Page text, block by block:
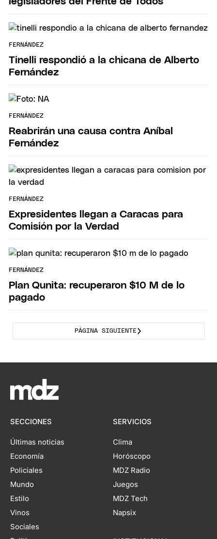
FERNÁNDEZ
Tinelli respondió a la chicana de Alberto
Fernández
FERNÁNDEZ
Reabrirán una causa contra Aníbal
Fernández
FERNÁNDEZ
Expresidentes llegan a Caracas para
Comisión por la Verdad
FERNÁNDEZ
Plan Qunita: recuperaron $10 M de lo
pagado
PÁGINA SIGUIENTE
SECCIONES
Últimas noticias
Economía
Policiales
Mundo
Estilo
Vinos
Sociales
SERVICIOS
Clima
Horóscopo
MDZ Radio
Juegos
MDZ Tech
Napsix